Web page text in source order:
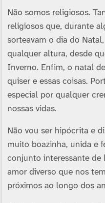
Não somos religiosos.
religiosos que, durante
sorteavam o dia do
qualquer altura, desde
Inverno. Enfim, o natal
quiser e essas coisas.
especial por qualquer
nossas vidas.
Não vou ser hipócrita e
muito boazinha, unida e
conjunto interessante de
amor diverso que nos
próximos ao longo dos